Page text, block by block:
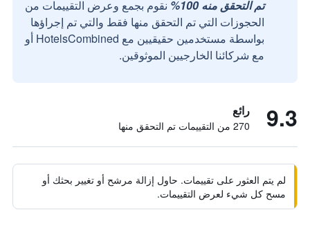
تم التحقق منه 100%
نقوم بجمع وعرض التقييمات من
الحجوزات التي تم التحقق منها فقط والتي تم إجراؤها
بواسطة مستخدمين حقيقيين مع HotelsCombined أو
مع شركائنا الخارجيين الموثوقين.
9.3 رائع
270 من التقييمات تم التحقق منها
لم يتم العثور على تقييمات. حاول إزالة مرشح أو تغيير بحثك أو
مسح كل شيء لعرض التقييمات.